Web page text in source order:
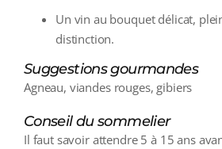
Un vin au bouquet délicat,
distinction.
Suggestions gourmandes
Agneau, viandes rouges, gibiers
Conseil du sommelier
Il faut savoir attendre 5 à 15 ans